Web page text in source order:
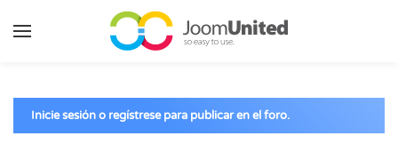
Saltar al contenido principal
Inicie sesión o regístrese para publicar en el foro.